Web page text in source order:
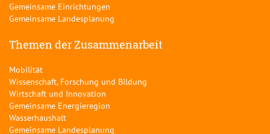
Gemeinsame Einrichtungen
Gemeinsame Landesplanung
Themen der Zusammenarbeit
Mobilität
Wissenschaft, Forschung und Bildung
Wirtschaft und Innovation
Gemeinsame Energieregion
Wasserhaushalt
Gemeinsame Landesplanung